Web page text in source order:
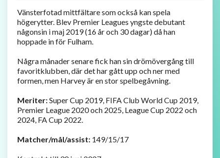
Vänsterfotad mittfältare som också kan spela
högerytter. Blev Premier Leagues yngste debutant
någonsin i maj 2019 (16 år och 30 dagar) då han
hoppade in för Fulham.
Några månader senare fick han sin drömövergång till
favoritklubben, där det har gått upp och ner med
formen, men Harvey är en stor spelbegåvning.
Meriter:Super Cup 2019, FIFA Club World Cup 2019,
Premier League 2020 och 2025, League Cup 2022 och
2024, FA Cup 2022.
Matcher/mål/assist: 149/15/17